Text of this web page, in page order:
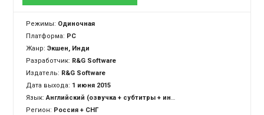
Режимы: Одиночная
Платформа: PC
Жанр:Экшен, Инди
Разработчик: R&G Software
Издатель: R&G Software
Дата выхода: 1 июня 2015
Язык:Английский (озвучка + субтитры + интерфейс)
Регион: Россия + СНГ